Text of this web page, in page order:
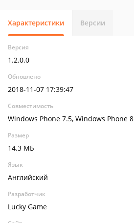
Характеристики Версии
Версия
1.2.0.0
Обновлено
2018-11-07 17:39:47
Совместимость
Windows Phone 7.5, Windows Phone 8
Размер
14.3 МБ
Язык
Английский
Разработчик
Lucky Game